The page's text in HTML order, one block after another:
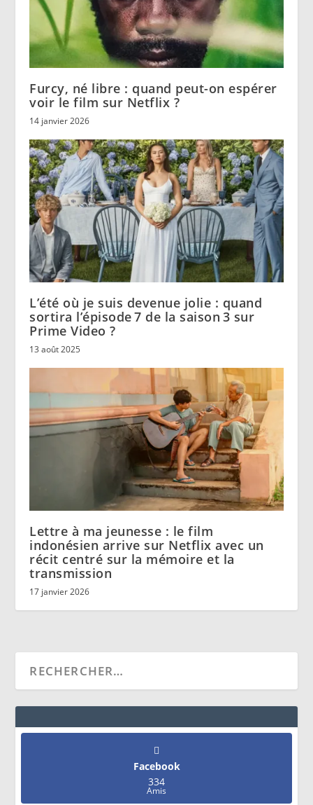
Furcy, né libre : quand peut-on espérer
voir le film sur Netflix ?
14 janvier 2026
L’été où je suis devenue jolie : quand
sortira l’épisode 7 de la saison 3 sur
Prime Video ?
13 août 2025
Lettre à ma jeunesse : le film
indonésien arrive sur Netflix avec un
récit centré sur la mémoire et la
transmission
17 janvier 2026
Facebook
334
Amis